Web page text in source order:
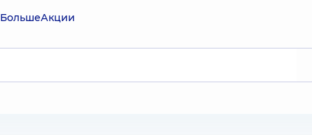
БольшеАкции